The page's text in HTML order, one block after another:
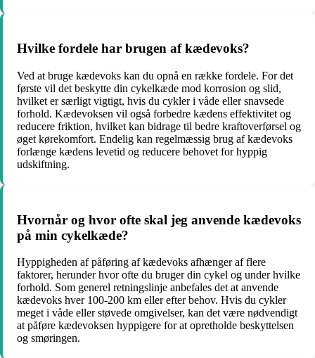
Hvilke fordele har brugen af kædevoks?
Ved at bruge kædevoks kan du opnå en række fordele. For det
første vil det beskytte din cykelkæde mod korrosion og slid,
hvilket er særligt vigtigt, hvis du cykler i våde eller snavsede
forhold. Kædevoksen vil også forbedre kædens effektivitet og
reducere friktion, hvilket kan bidrage til bedre kraftoverførsel og
øget kørekomfort. Endelig kan regelmæssig brug af kædevoks
forlænge kædens levetid og reducere behovet for hyppig
udskiftning.
Hvornår og hvor ofte skal jeg anvende kædevoks
på min cykelkæde?
Hyppigheden af påføring af kædevoks afhænger af flere
faktorer, herunder hvor ofte du bruger din cykel og under hvilke
forhold. Som generel retningslinje anbefales det at anvende
kædevoks hver 100-200 km eller efter behov. Hvis du cykler
meget i våde eller støvede omgivelser, kan det være nødvendigt
at påføre kædevoksen hyppigere for at opretholde beskyttelsen
og smøringen.